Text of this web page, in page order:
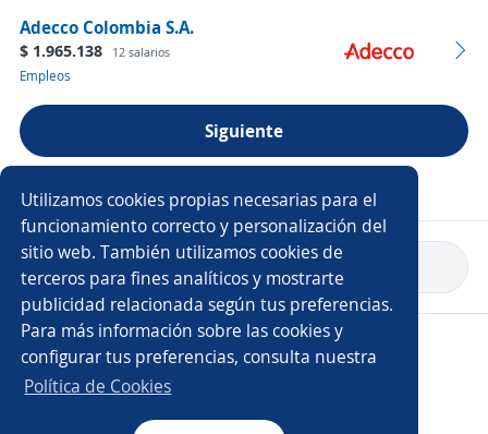
Utilizamos cookies propias necesarias para el
funcionamiento correcto y personalización del
sitio web. También utilizamos cookies de
terceros para fines analíticos y mostrarte
publicidad relacionada según tus preferencias.
Para más información sobre las cookies y
configurar tus preferencias, consulta nuestra
Política de Cookies
Adecco Colombia S.A.
$ 1.965.138 12 salarios
Empleos
Siguiente
Ver más empresas
Volver a inicio
Copyright 2014 - 2026 DGNET LTD.
Aviso legal / Privacidad